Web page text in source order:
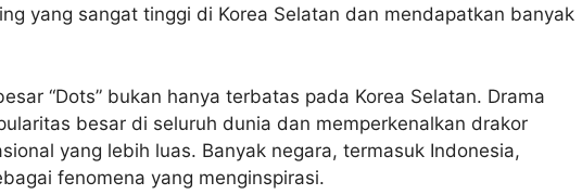
yang sangat tinggi di Korea Selatan dan mendapatkan banyak
“Dots” bukan hanya terbatas pada Korea Selatan. Drama
besar di seluruh dunia dan memperkenalkan drakor
yang lebih luas. Banyak negara, termasuk Indonesia,
fenomena yang menginspirasi.